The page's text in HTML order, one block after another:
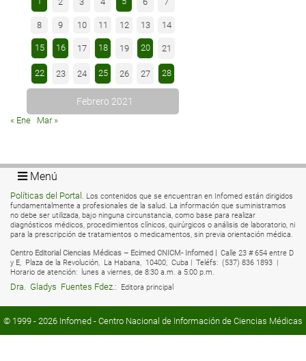
Febrero 2021
8 9 10 11 12 13 14
15 16 17 18 19 20 21
22 23 24 25 26 27 28
« Ene Mar »
Menú
Políticas del Portal . Los contenidos que se encuentran en Infomed están dirigidos
fundamentalmente a profesionales de la salud. La información que suministramos
no debe ser utilizada, bajo ninguna circunstancia, como base para realizar
diagnósticos médicos, procedimientos clínicos, quirúrgicos o análisis de laboratorio, ni
para la prescripción de tratamientos o medicamentos, sin previa orientación médica.
Centro Editorial Ciencias Médicas – Ecimed CNICM- Infomed | Calle 23 # 654 entre D
y E, Plaza de la Revolución, La Habana, 10400, Cuba | Teléfs: (537) 836 1893 |
Horario de atención:
lunes a viernes, de 8:30 a.m. a 5:00 p.m.
Dra. Gladys Fuentes Fdez.: Editora principal
© 1999 - 2026 Infomed - Centro Nacional de Información de Ciencias Médicas